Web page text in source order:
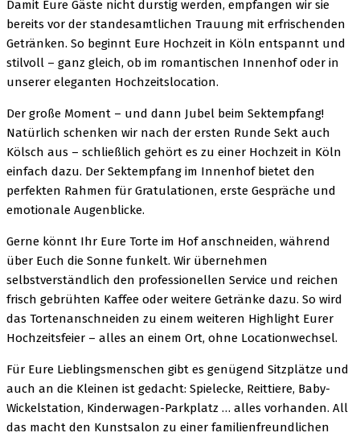
Damit Eure Gäste nicht durstig werden, empfangen wir sie
bereits vor der standesamtlichen Trauung mit erfrischenden
Getränken. So beginnt Eure Hochzeit in Köln entspannt und
stilvoll – ganz gleich, ob im romantischen Innenhof oder in
unserer eleganten Hochzeitslocation.
Der große Moment – und dann Jubel beim Sektempfang!
Natürlich schenken wir nach der ersten Runde Sekt auch
Kölsch aus – schließlich gehört es zu einer Hochzeit in Köln
einfach dazu. Der Sektempfang im Innenhof bietet den
perfekten Rahmen für Gratulationen, erste Gespräche und
emotionale Augenblicke.
Gerne könnt Ihr Eure Torte im Hof anschneiden, während
über Euch die Sonne funkelt. Wir übernehmen
selbstverständlich den professionellen Service und reichen
frisch gebrühten Kaffee oder weitere Getränke dazu. So wird
das Tortenanschneiden zu einem weiteren Highlight Eurer
Hochzeitsfeier – alles an einem Ort, ohne Locationwechsel.
Für Eure Lieblingsmenschen gibt es genügend Sitzplätze und
auch an die Kleinen ist gedacht: Spielecke, Reittiere, Baby-
Wickelstation, Kinderwagen-Parkplatz … alles vorhanden. All
das macht den Kunstsalon zu einer familienfreundlichen